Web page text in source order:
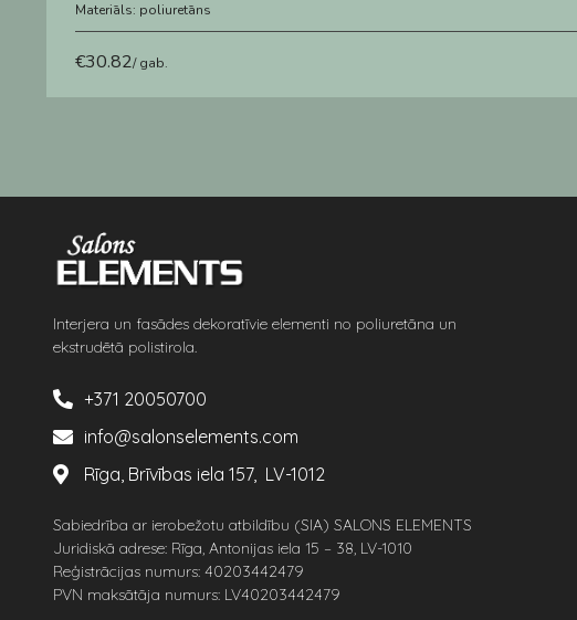
Materiāls: poliuretāns
€30.82/ gab.
Interjera un fasādes dekoratīvie elementi no poliuretāna un
ekstrudētā polistirola.
+371 20050700
info@salonselements.com
Rīga, Brīvības iela 157, LV-1012
Sabiedrība ar ierobežotu atbildību (SIA) SALONS ELEMENTS
Juridiskā adrese: Rīga, Antonijas iela 15 – 38, LV-1010
Reģistrācijas numurs: 40203442479
PVN maksātāja numurs: LV40203442479